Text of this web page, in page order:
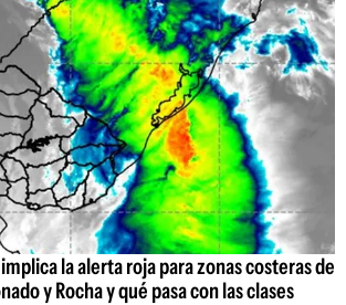
la alerta roja para zonas costeras de
y Rocha y qué pasa con las clases